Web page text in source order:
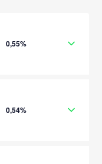
0,55%
0,54%